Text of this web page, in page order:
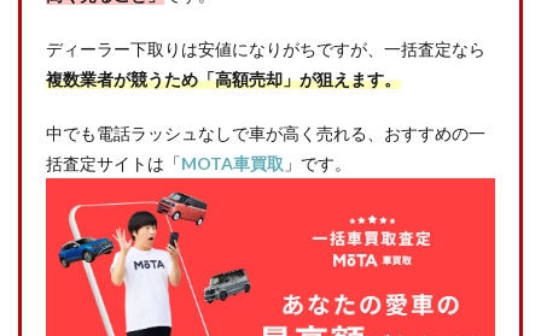
ディーラー下取りは安値になりがちですが、一括査定なら
複数業者が競うため「高額売却」が狙えます。
中でも電話ラッシュなしで車が高く売れる、おすすめの一
括査定サイトは「MOTA車買取 」です。